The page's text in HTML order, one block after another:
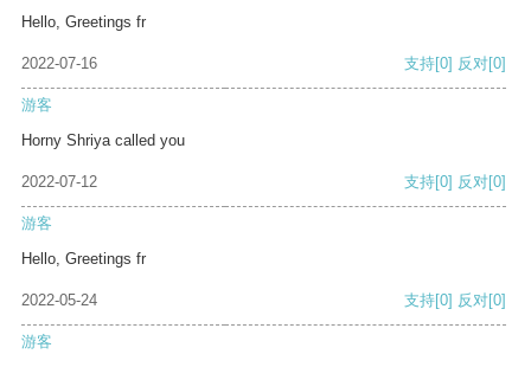
Hello, Greetings fr
2022-07-16 支持[0] 反对[0]
游客
Horny Shriya called you
2022-07-12 支持[0] 反对[0]
游客
Hello, Greetings fr
2022-05-24 支持[0] 反对[0]
游客